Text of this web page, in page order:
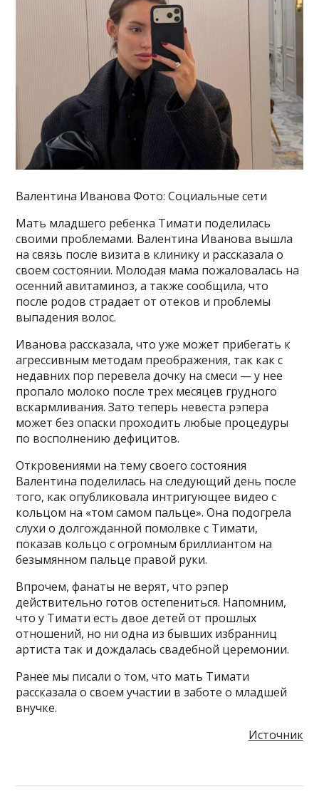
Валентина Иванова Фото: Социальные сети
Мать младшего ребенка Тимати поделилась
своими проблемами. Валентина Иванова вышла
на связь после визита в клинику и рассказала о
своем состоянии. Молодая мама пожаловалась на
осенний авитаминоз, а также сообщила, что
после родов страдает от отеков и проблемы
выпадения волос.
Иванова рассказала, что уже может прибегать к
агрессивным методам преображения, так как с
недавних пор перевела дочку на смеси — у нее
пропало молоко после трех месяцев грудного
вскармливания. Зато теперь невеста рэпера
может без опаски проходить любые процедуры
по восполнению дефицитов.
Откровениями на тему своего состояния
Валентина поделилась на следующий день после
того, как опубликовала интригующее видео с
кольцом на «том самом пальце». Она подогрела
слухи о долгожданной помолвке с Тимати,
показав кольцо с огромным бриллиантом на
безымянном пальце правой руки.
Впрочем, фанаты не верят, что рэпер
действительно готов остепениться. Напомним,
что у Тимати есть двое детей от прошлых
отношений, но ни одна из бывших избранниц
артиста так и дождалась свадебной церемонии.
Ранее мы писали о том, что мать Тимати
рассказала о своем участии в заботе о младшей
внучке.
Источник